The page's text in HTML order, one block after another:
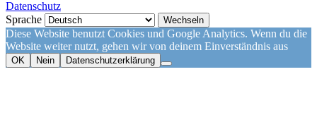
Datenschutz
Sprache
Diese Website benutzt Cookies und Google Analytics. Wenn du die
Website weiter nutzt, gehen wir von deinem Einverständnis aus
OK Nein Datenschutzerklärung